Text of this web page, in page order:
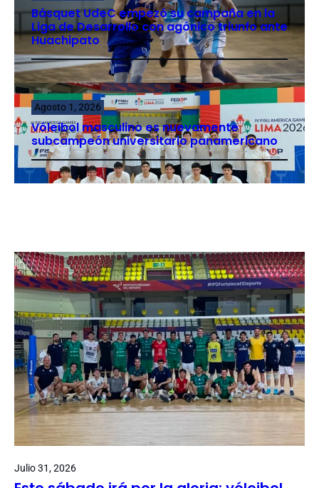
Básquet UdeC empezó su campaña en la
Liga de Desarrollo con agónico triunfo ante
Huachipato
Agosto 1, 2026
Vóleibol masculino es nuevamente
subcampeón universitario panamericano
Julio 31, 2026